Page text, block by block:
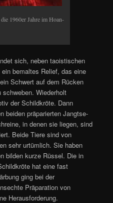
1960er Jahre im Hoan-
sich, neben taoistischen
bemaltes Relief, das eine
Schwert auf dem Rücken
Wiederholt
der Schildkröte. Dann
beiden präparierten Jangtse-
in denen sie liegen, sind
Beide Tiere sind von
sehr urtümlich. Sie haben
bilden kurze Rüssel. Die in
hat eine fast
ging bei der
Präparation von
Herausforderung.